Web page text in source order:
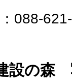
088-
設の森